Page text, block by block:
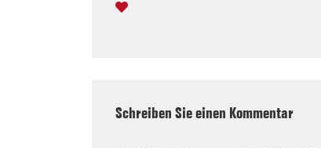
Schreiben Sie einen Kommentar